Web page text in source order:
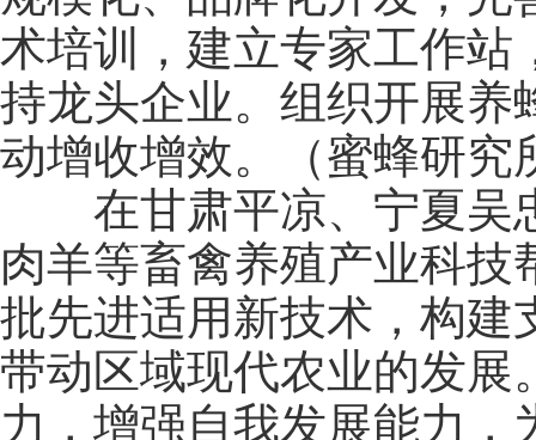
术培训，建立专家工作站
持龙头企业。组织开展养
动增收增效。（蜜蜂研究
在甘肃平凉、宁夏吴
肉羊等畜禽养殖产业科
批先进适用新技术，构建
带动区域现代农业的发展
力，增强自我发展能力